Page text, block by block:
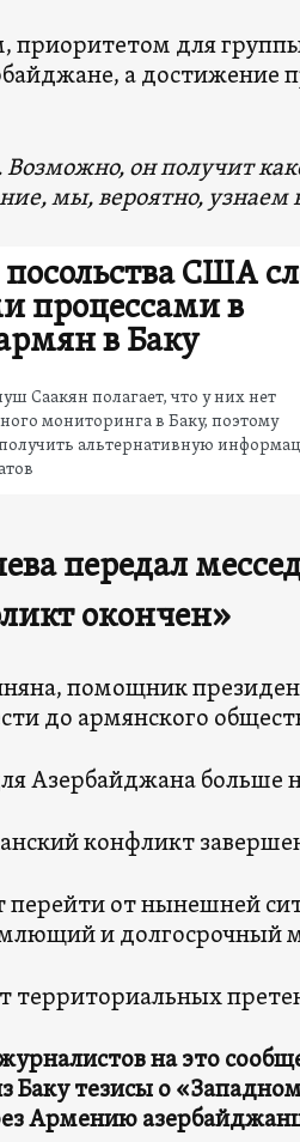
приоритетом для
а достижение
Возможно, он получит
мы, вероятно,
США
процессами в
в Баку
Саакян полагает, что у них нет
мониторинга в Баку, поэтому
альтернативную
передал
окончен»
помощник
до армянского
Азербайджана больше
конфликт
перейти от нынешней
и долгосрочный
территориальных
на это
Баку тезисы о
Армению